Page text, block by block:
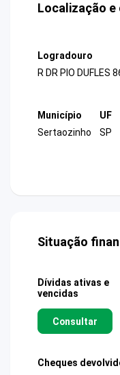
Localização
Logradouro
R DR PIO DUFLES
Município
Sertaozinho
UF
SP
Situação
Dívidas ativas e
vencidas
Consultar
Cheques